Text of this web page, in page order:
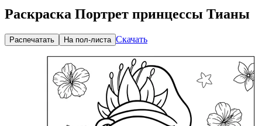
Раскраска Портрет принцессы Тианы
Распечатать На пол-листа Скачать